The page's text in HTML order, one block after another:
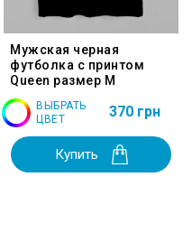
Мужская черная
футболка с принтом
Queen размер M
ВЫБРАТЬ
ЦВЕТ
370 грн
Купить